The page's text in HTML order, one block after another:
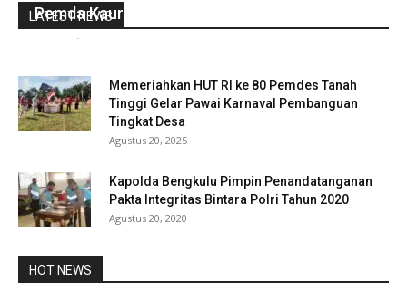
LATEST NEWS
Pemda Kaur Lakukan Pasar Murah
-
Memeriahkan HUT RI ke 80 Pemdes Tanah
Tinggi Gelar Pawai Karnaval Pembanguan
Tingkat Desa
Agustus 20, 2025
Kapolda Bengkulu Pimpin Penandatanganan
Pakta Integritas Bintara Polri Tahun 2020
Agustus 20, 2020
HOT NEWS